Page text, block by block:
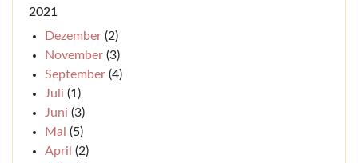
2021
Dezember (2)
November (3)
September (4)
Juli (1)
Juni (3)
Mai (5)
April (2)